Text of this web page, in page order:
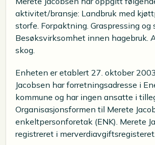
aktivitet/bransje: Landbruk med
storfe. Forpaktning. Graspressing og
Besøksvirksomhet innen hagebruk.
skog.
Enheten er etablert 27. oktober
Jacobsen har forretningsadresse i
kommune og har ingen ansatte i
Organisasjonsformen til Merete
enkeltpersonforetak (ENK). Merete
registreret i merverdiavgiftsregisteret.